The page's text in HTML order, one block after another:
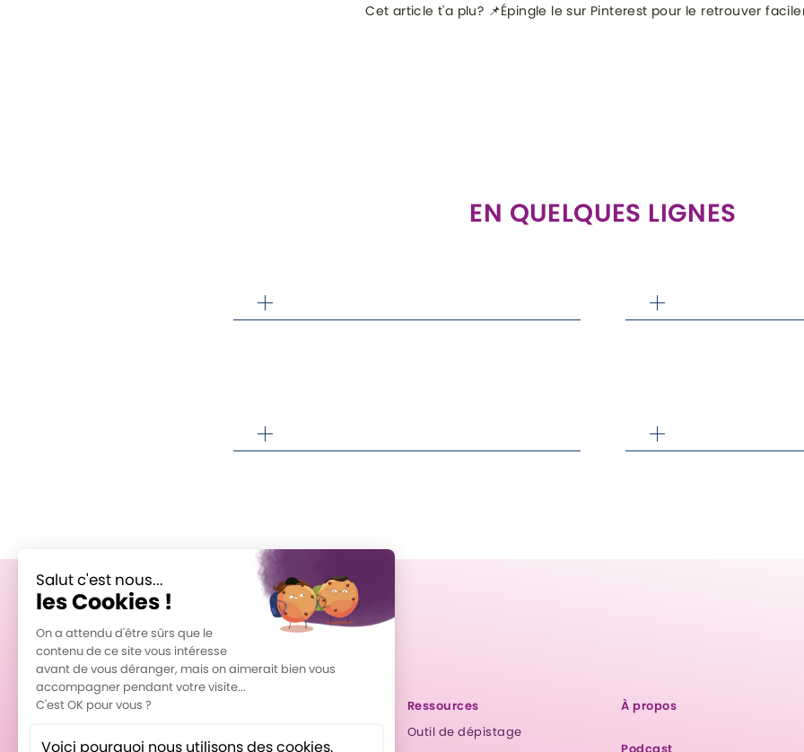
Cet article t'a plu? 📌Épingle le sur Pinterest pour le retrouver
EN QUELQUES LIGNES
Ressources
Outil de dépistage
À propos
Podcast